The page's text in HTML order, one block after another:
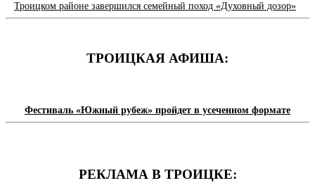
Троицком районе завершился семейный поход «Духовный дозор»
ТРОИЦКАЯ АФИША:
Фестиваль «Южный рубеж» пройдет в усеченном формате
РЕКЛАМА В ТРОИЦКЕ: